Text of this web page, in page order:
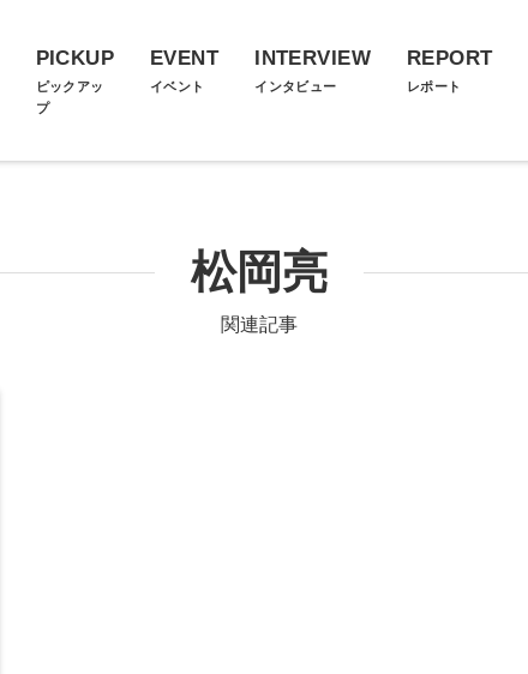
PICKUP
ピックアッ
プ
EVENT
イベント
INTERVIEW
インタビュー
REPORT
レポート
松岡亮
関連記事